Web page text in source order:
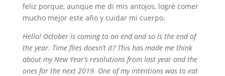
feliz porque, aunque me di mis antojos, logré comer
mucho mejor este año y cuidar mi cuerpo.
Hello! October is coming to an end and so is the end of
the year. Time flies doesn’t it? This has made me think
about my New Year’s resolutions from last year and the
ones for the next 2019. One of my intentions was to eat